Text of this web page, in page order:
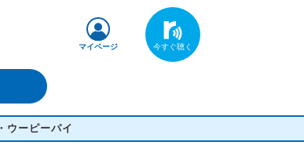
マイページ